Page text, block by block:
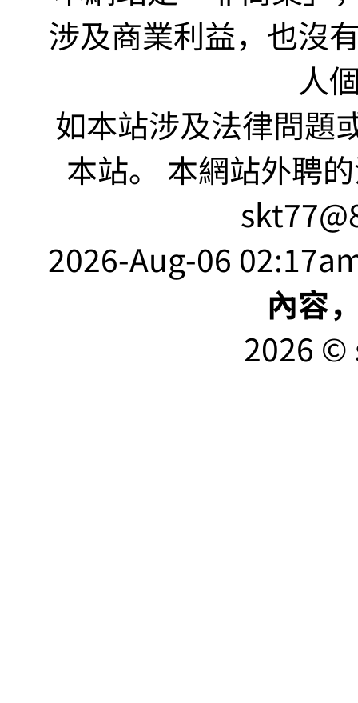
涉及商業利益，也沒
人
如本站涉及法律問題
本站。 本網站外聘
2026-Aug-06
內容
2026 ©